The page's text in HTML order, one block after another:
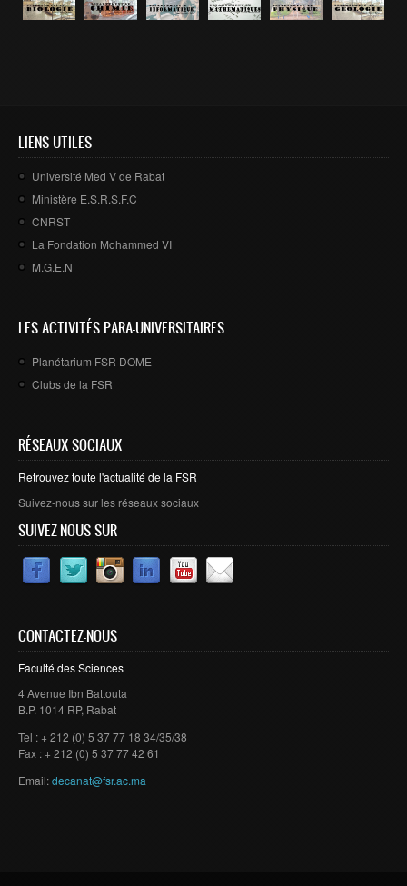
LIENS UTILES
Université Med V de Rabat
Ministère E.S.R.S.F.C
CNRST
La Fondation Mohammed VI
M.G.E.N
LES ACTIVITÉS PARA-UNIVERSITAIRES
Planétarium FSR DOME
Clubs de la FSR
RÉSEAUX SOCIAUX
Retrouvez toute l'actualité de la FSR
Suivez-nous sur les réseaux sociaux
SUIVEZ-NOUS SUR
CONTACTEZ-NOUS
Faculté des Sciences
4 Avenue Ibn Battouta
B.P. 1014 RP, Rabat
Tel : + 212 (0) 5 37 77 18 34/35/38
Fax : + 212 (0) 5 37 77 42 61
Email:decanat@fsr.ac.ma